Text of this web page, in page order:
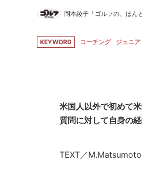
岡本綾子「ゴルフの、ほん
KEYWORD コーチング ジュニア
米国人以外で初めて
質問に対して自身の
TEXT／M.Matsumoto